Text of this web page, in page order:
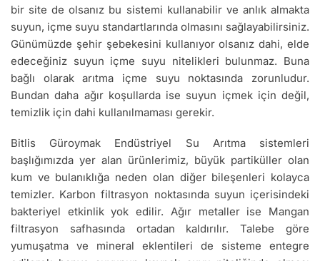
bir site de olsanız bu sistemi kullanabilir ve anlık almakta
suyun, içme suyu standartlarında olmasını sağlayabilirsiniz.
Günümüzde şehir şebekesini kullanıyor olsanız dahi, elde
edeceğiniz suyun içme suyu nitelikleri bulunmaz. Buna
bağlı olarak arıtma içme suyu noktasında zorunludur.
Bundan daha ağır koşullarda ise suyun içmek için değil,
temizlik için dahi kullanılmaması gerekir.
Bitlis Güroymak Endüstriyel Su Arıtma sistemleri
başlığımızda yer alan ürünlerimiz, büyük partiküller olan
kum ve bulanıklığa neden olan diğer bileşenleri kolayca
temizler. Karbon filtrasyon noktasında suyun içerisindeki
bakteriyel etkinlik yok edilir. Ağır metaller ise Mangan
filtrasyon safhasında ortadan kaldırılır. Talebe göre
yumuşatma ve mineral eklentileri de sisteme entegre